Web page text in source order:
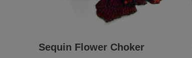
Sequin Flower Choker